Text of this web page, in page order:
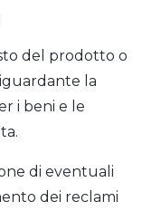
del prodotto o
la
i beni e le
di eventuali
dei reclami